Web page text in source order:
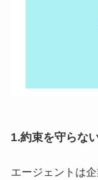
1.約束を守らな
エージェントは